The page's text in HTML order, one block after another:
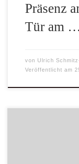
Präsenz
Tür am …
von Ulrich
Veröffentlicht am